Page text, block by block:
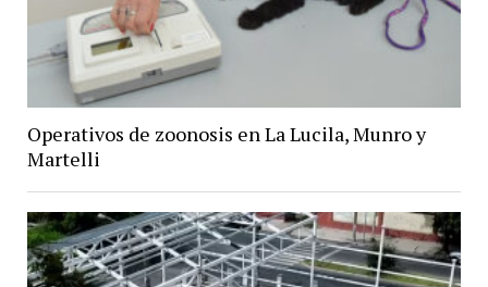
Operativos de zoonosis en La Lucila, Munro y
Martelli